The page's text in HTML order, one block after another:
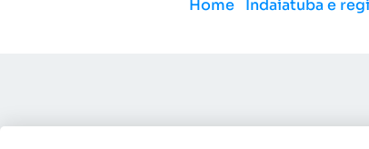
Home Indaiatuba e